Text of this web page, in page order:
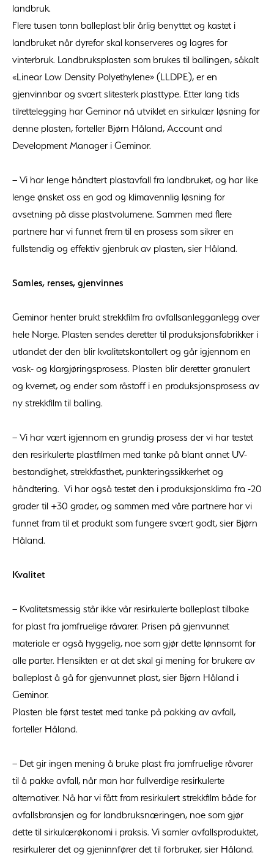
landbruk.
Flere tusen tonn balleplast blir årlig benyttet og kastet i
landbruket når dyrefor skal konserveres og lagres for
vinterbruk. Landbruksplasten som brukes til ballingen, såkalt
«Linear Low Density Polyethylene» (LLDPE), er en
gjenvinnbar og svært slitesterk plasttype. Etter lang tids
tilrettelegging har Geminor nå utviklet en sirkulær løsning for
denne plasten, forteller Bjørn Håland, Account and
Development Manager i Geminor.
– Vi har lenge håndtert plastavfall fra landbruket, og har like
lenge ønsket oss en god og klimavennlig løsning for
avsetning på disse plastvolumene. Sammen med flere
partnere har vi funnet frem til en prosess som sikrer en
fullstendig og effektiv gjenbruk av plasten, sier Håland.
Samles, renses, gjenvinnes
Geminor henter brukt strekkfilm fra avfallsanlegganlegg over
hele Norge. Plasten sendes deretter til produksjonsfabrikker i
utlandet der den blir kvalitetskontollert og går igjennom en
vask- og klargjøringsprosess. Plasten blir deretter granulert
og kvernet, og ender som råstoff i en produksjonsprosess av
ny strekkfilm til balling.
– Vi har vært igjennom en grundig prosess der vi har testet
den resirkulerte plastfilmen med tanke på blant annet UV-
bestandighet, strekkfasthet, punkteringssikkerhet og
håndtering. Vi har også testet den i produksjonsklima fra -20
grader til +30 grader, og sammen med våre partnere har vi
funnet fram til et produkt som fungere svært godt, sier Bjørn
Håland.
Kvalitet
– Kvalitetsmessig står ikke vår resirkulerte balleplast tilbake
for plast fra jomfruelige råvarer. Prisen på gjenvunnet
materiale er også hyggelig, noe som gjør dette lønnsomt for
alle parter. Hensikten er at det skal gi mening for brukere av
balleplast å gå for gjenvunnet plast, sier Bjørn Håland i
Geminor.
Plasten ble først testet med tanke på pakking av avfall,
forteller Håland.
– Det gir ingen mening å bruke plast fra jomfruelige råvarer
til å pakke avfall, når man har fullverdige resirkulerte
alternativer. Nå har vi fått fram resirkulert strekkfilm både for
avfallsbransjen og for landbruksnæringen, noe som gjør
dette til sirkulærøkonomi i praksis. Vi samler avfallsproduktet,
resirkulerer det og gjeninnfører det til forbruker, sier Håland.